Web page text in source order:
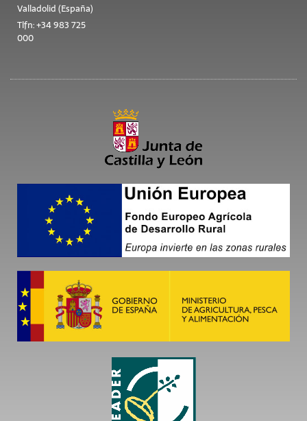
Valladolid (España)
Tlfn: +34 983 725
000